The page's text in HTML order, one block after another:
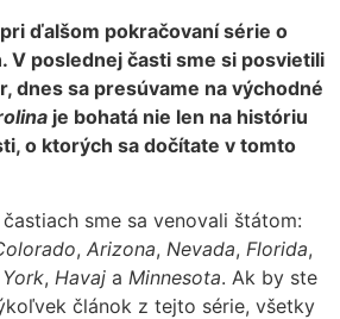
ďalšom pokračovaní série o
V poslednej časti sme si posvietili
dnes sa presúvame na východné
je bohatá nie len na históriu
o ktorých sa dočítate v tomto
sme sa venovali štátom:
, Arizona, Nevada, Florida,
, Havaj a Minnesota. Ak by ste
článok z tejto série, všetky